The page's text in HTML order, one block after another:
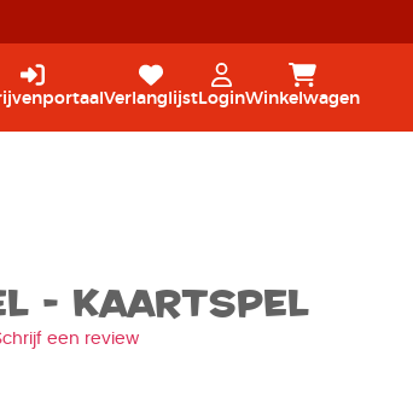
Verlanglijst LoginWinkelwagen
- Kaartspel
een review